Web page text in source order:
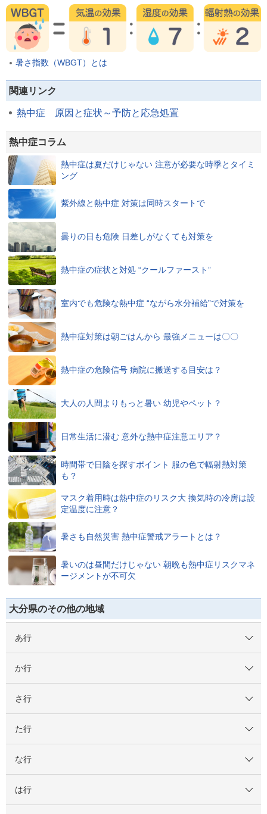
暑さ指数（WBGT）とは
関連リンク
熱中症 原因と症状～予防と応急処置
熱中症コラム
熱中症は夏だけじゃない 注意が必要な時季とタイミ
ング
紫外線と熱中症 対策は同時スタートで
曇りの日も危険 日差しがなくても対策を
熱中症の症状と対処 “クールファースト”
室内でも危険な熱中症 “ながら水分補給”で対策を
熱中症対策は朝ごはんから 最強メニューは〇〇
熱中症の危険信号 病院に搬送する目安は？
大人の人間よりもっと暑い 幼児やペット？
日常生活に潜む 意外な熱中症注意エリア？
時間帯で日陰を探すポイント 服の色で輻射熱対策
も？
マスク着用時は熱中症のリスク大 換気時の冷房は設
定温度に注意？
暑さも自然災害 熱中症警戒アラートとは？
暑いのは昼間だけじゃない 朝晩も熱中症リスクマネ
ージメントが不可欠
大分県のその他の地域
あ行
か行
さ行
た行
な行
は行